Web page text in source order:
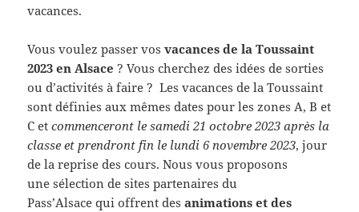
vacances.
Vous voulez passer vosvacances de la Toussaint
2023 en Alsace ? Vous cherchez des idées de sorties
ou d’activités à faire ? Les vacances de la Toussaint
sont définies aux mêmes dates pour les zones A, B et
C etcommenceront le samedi 21 octobre 2023 après la
classe et prendront fin le lundi 6 novembre 2023, jour
de la reprise des cours. Nous vous proposons
une sélection de sites partenaires du
Pass’Alsace qui offrent desanimations et des